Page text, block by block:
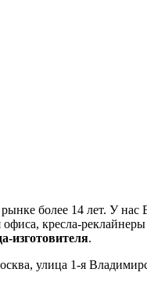
более 14 лет. У нас
кресла-реклайнеры
изготовителя.
улица 1-я